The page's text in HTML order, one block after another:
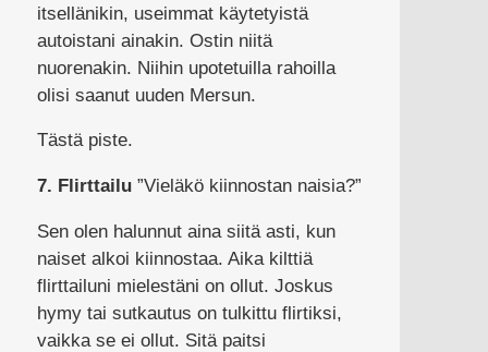
itsellänikin, useimmat käytetyistä
autoistani ainakin. Ostin niitä
nuorenakin. Niihin upotetuilla rahoilla
olisi saanut uuden Mersun.
Tästä piste.
7. Flirttailu”Vieläkö kiinnostan naisia?”
Sen olen halunnut aina siitä asti, kun
naiset alkoi kiinnostaa. Aika kilttiä
flirttailuni mielestäni on ollut. Joskus
hymy tai sutkautus on tulkittu flirtiksi,
vaikka se ei ollut. Sitä paitsi